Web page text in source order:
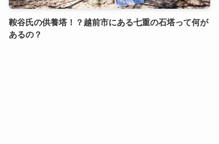
鞍谷氏の供養塔！？越前市にある七重の石塔って何が
あるの？